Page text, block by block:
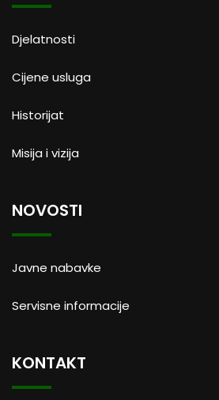
Djelatnosti
Cijene usluga
Historijat
Misija i vizija
NOVOSTI
Javne nabavke
Servisne informacije
KONTAKT